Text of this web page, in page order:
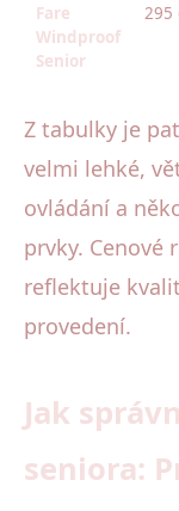
Fare
Windproof
Senior
295
Z tabulky je
velmi lehké,
ovládání a
prvky. Cenové
reflektuje
provedení.
Jak
seniora: